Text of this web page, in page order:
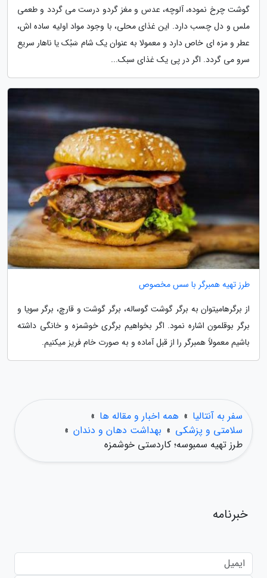
گوشت چرخ نموده، آلوچه، عدس و مغز گردو درست می گردد و طعمی
ملس و دل چسب دارد. این غذای محلی، با وجود مواد اولیه ساده اش،
عطر و مزه ای خاص دارد و معمولا به عنوان یک شام سَبُک یا ناهار سریع
سرو می گردد. اگر در پی یک غذای سبک...
طرز تهیه همبرگر با سس مخصوص
از برگرهامیتوان به برگر گوشت گوساله، برگر گوشت و قارچ، برگر سویا و
برگر بوقلمون اشاره نمود. اگر بخواهیم برگری خوشمزه و خانگی داشته
باشیم معمولاً همبرگر را از قبل آماده و به صورت خام فریز میکنیم.
سفر به آنتالیا » همه اخبار و مقاله ها »
سلامتی و پزشکی » بهداشت دهان و دندان »
طرز تهیه سمبوسه؛ کاردستی خوشمزه
خبرنامه